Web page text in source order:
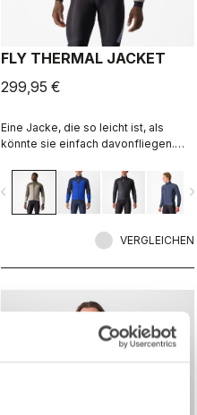
FLY THERMAL JACKET
299,95 €
Eine Jacke, die so leicht ist, als
könnte sie einfach davonfliegen.
basierend auf den Castelli FLY
Fabric Technologies: FFT, um Sie
warmzuhalten sowie vor Wind und
navigate_before
VERGLEICHEN